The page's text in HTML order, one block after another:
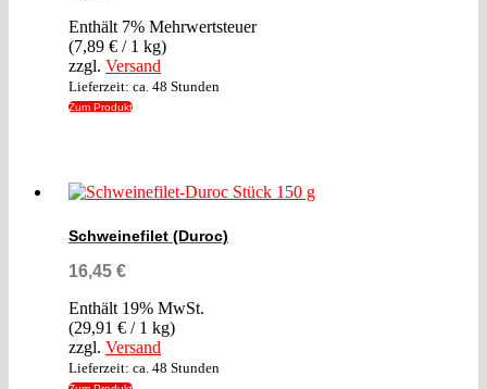
Enthält 7% Mehrwertsteuer
(7,89 € / 1 kg)
zzgl. Versand
Lieferzeit: ca. 48 Stunden
Zum Produkt
Schweinefilet (Duroc)
16,45 €
Enthält 19% MwSt.
(29,91 € / 1 kg)
zzgl. Versand
Lieferzeit: ca. 48 Stunden